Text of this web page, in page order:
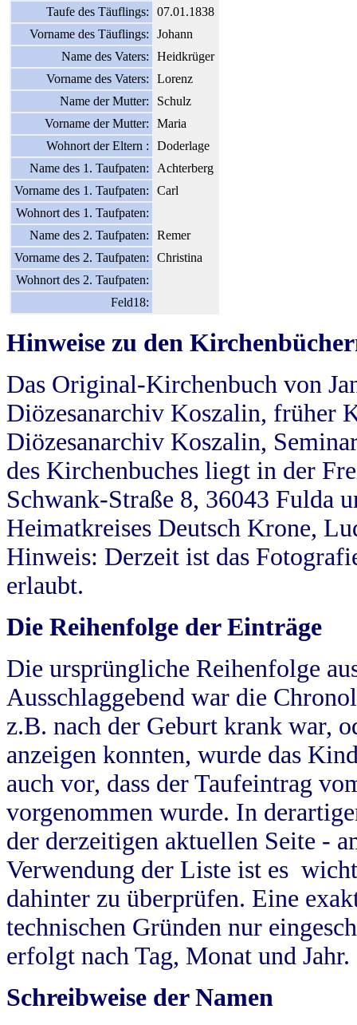
Taufe des Täuflings:
07.01.1838
Vorname des Täuflings:
Johann
Name des Vaters:
Heidkrüger
Vorname des Vaters:
Lorenz
Name der Mutter:
Schulz
Vorname der Mutter:
Maria
Wohnort der Eltern :
Doderlage
Name des 1. Taufpaten:
Achterberg
Vorname des 1. Taufpaten:
Carl
Wohnort des 1. Taufpaten:
Name des 2. Taufpaten:
Remer
Vorname des 2. Taufpaten:
Christina
Wohnort des 2. Taufpaten:
Feld18:
Hinweise zu den
Das Original-Kirchenbuch von
Diözesanarchiv Koszalin, früher
Diözesanarchiv Koszalin,
des Kirchenbuches liegt in der
Schwank-Straße 8, 36043 Fulda
Heimatkreises Deutsch Krone,
Hinweis: Derzeit ist das
erlaubt.
Die Reihenfolge der Einträge
Die ursprüngliche Reihenfolge
Ausschlaggebend war die
z.B. nach der Geburt krank war,
anzeigen konnten, wurde das
auch vor, dass der Taufeintrag
vorgenommen wurde. In
der derzeitigen aktuellen Seite -
Verwendung der Liste ist es
dahinter zu überprüfen. Eine
technischen Gründen nur
erfolgt nach Tag, Monat und Jahr.
Schreibweise der Namen